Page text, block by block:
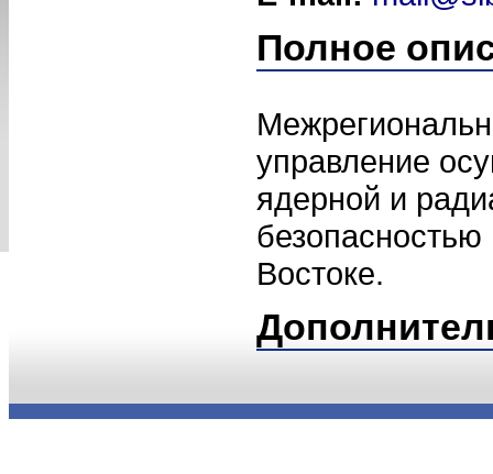
Полное
управление
ядерной и
Востоке.